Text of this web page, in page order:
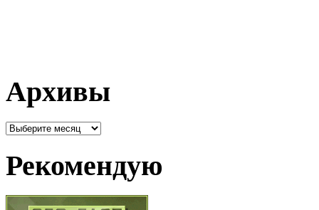
Архивы
Архивы
Рекомендую